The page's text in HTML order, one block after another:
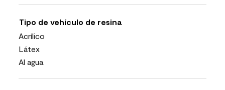
Tipo de vehículo de resina
Acrílico
Látex
Al agua